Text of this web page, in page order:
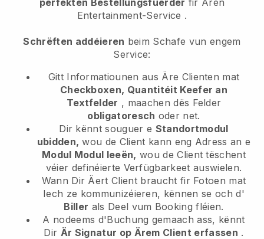
Entertainment-Service .
Schrëften addéieren beim Schafe vun engem
Service:
Gitt Informatiounen aus Äre Clienten mat
Checkboxen, Quantitéit Keefer an
Textfelder , maachen dës Felder
obligatoresch oder net.
Dir kënnt souguer e Standortmodul
ubidden, wou de Client kann eng Adress an e
Modul Modul leeën, wou de Client tëschent
véier definéierte Verfügbarkeet auswielen.
Wann Dir Äert Client braucht fir Fotoen mat
Iech ze kommunizéieren, kënnen se och d'
Biller als Deel vum Booking fléien.
A nodeems d'Buchung gemaach ass, kënnt
Dir Är Signatur op Ärem Client erfassen .